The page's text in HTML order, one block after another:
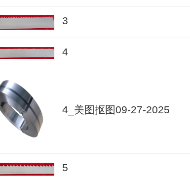
3
4
4_美图抠图09-27-2025
5